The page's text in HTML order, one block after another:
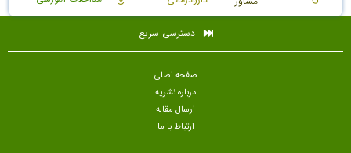
دسترسی سریع
صفحه اصلی
درباره نشریه
ارسال مقاله
ارتباط با ما